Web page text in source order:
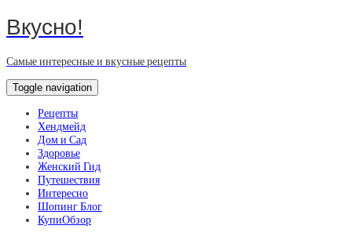
Вкусно!
Самые интересные и вкусные рецепты
Toggle navigation
Рецепты
Хендмейд
Дом и Сад
Здоровье
Женский Гид
Путешествия
Интересно
Шопинг Блог
КупиОбзор